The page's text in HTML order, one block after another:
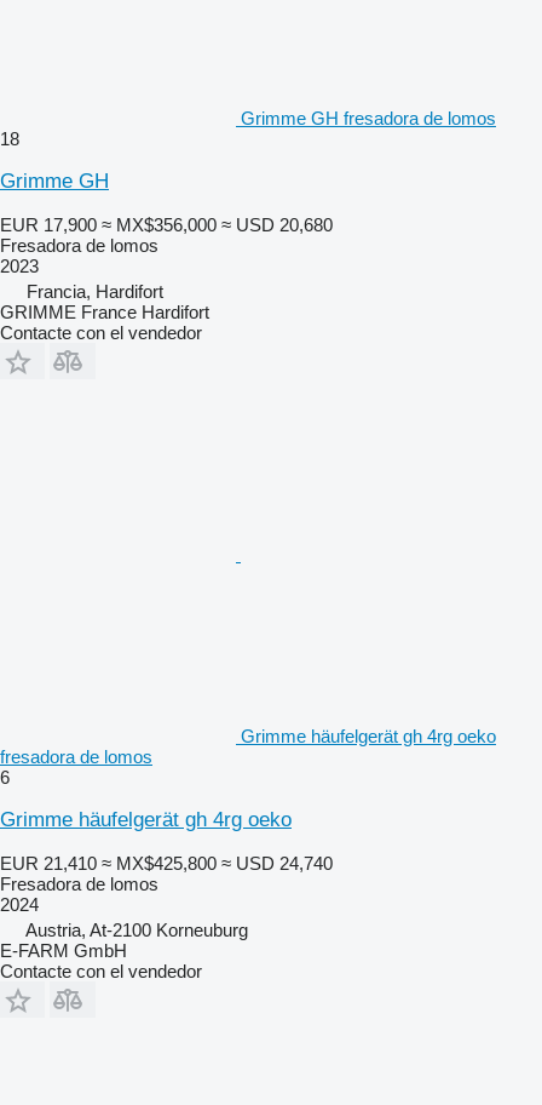
Grimme GH fresadora de lomos
18
Grimme GH
EUR 17,900 ≈ MX$356,000 ≈ USD 20,680
Fresadora de lomos
2023
Francia, Hardifort
GRIMME France Hardifort
Contacte con el vendedor
Grimme häufelgerät gh 4rg oeko
fresadora de lomos
6
Grimme häufelgerät gh 4rg oeko
EUR 21,410 ≈ MX$425,800 ≈ USD 24,740
Fresadora de lomos
2024
Austria, At-2100 Korneuburg
E-FARM GmbH
Contacte con el vendedor